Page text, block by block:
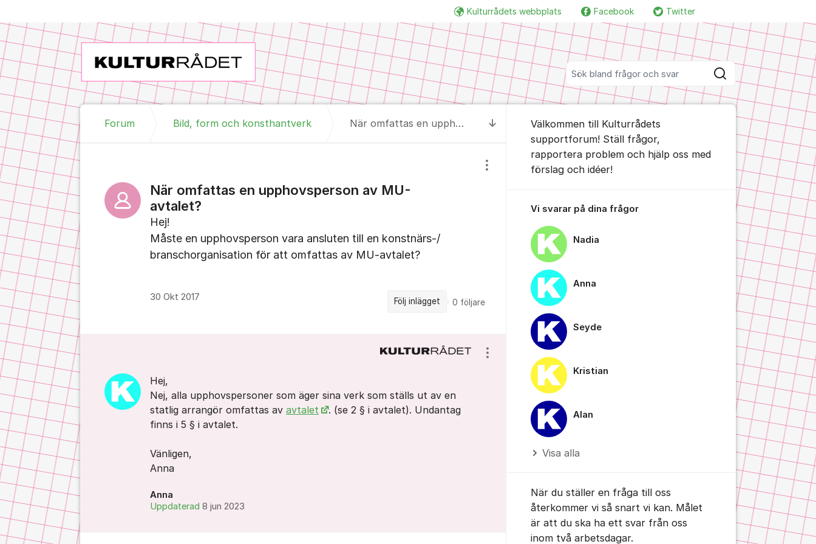
Sök bland alla inlägg
Sök
Kulturrådets webbplats Facebook TwitterFler supportlänkar
Till senaste kommentaren
Forum Bild, form och konsthantverk När omfattas en upphovsperson av MU-avtalet?
När omfattas en upphovsperson av MU-
avtalet?
Visa/dölj inställningar för inlägg/kommentar
Hej!
Måste en upphovsperson vara ansluten till en konstnärs-/
branschorganisation för att omfattas av MU-avtalet?
30 Okt 2017 Följ inlägget 0 följare
Hej,
Nej, alla upphovspersoner som äger sina verk som ställs ut av en
statlig arrangör omfattas av avtalet
. (se 2 § i avtalet). Undantag
finns i 5 § i avtalet.
Vänligen,
Anna
Anna
Uppdaterad 8 jun 2023
Visa/dölj inställningar för inlägg/kommentar
Välkommen till Kulturrådets
supportforum! Ställ frågor,
rapportera problem och hjälp oss med
förslag och idéer!
Vi svarar på dina frågor
Nadia
Anna
Seyde
Kristian
Alan
Visa alla
När du ställer en fråga till oss
återkommer vi så snart vi kan. Målet
är att du ska ha ett svar från oss
inom två arbetsdagar.